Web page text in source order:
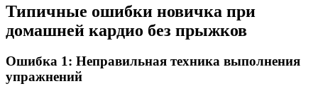
Типичные ошибки новичка при
домашней кардио без прыжков
Ошибка 1: Неправильная техника выполнения
упражнений